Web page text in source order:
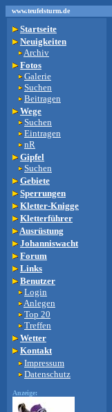
www.teufelsturm.de
Startseite
Neuigkeiten
Archiv
Fotos
Galerie
Suchen
Beitragen
Wege
Suchen
Eintragen
nR
Gipfel
Suchen
Gebiete
Sperrungen
Kletter-Knigge
Kletterführer
Ausrüstung
Johanniswacht
Forum
Links
Benutzer
Login
Anlegen
Top 20
Treffen
Wetter
Kontakt
Impressum
Datenschutz
Anzeige: